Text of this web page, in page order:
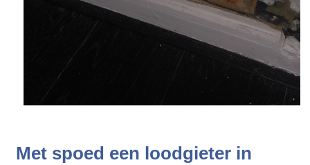
Met spoed een loodgieter in